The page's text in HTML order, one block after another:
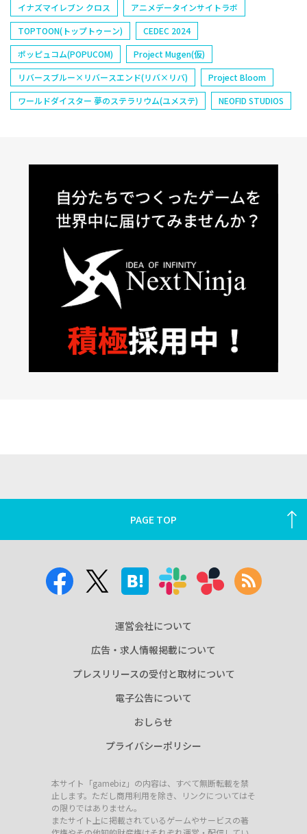
イナズマイレブン クロス
アニメデータインサイトラボ
TOPTOON(トップトゥーン)
CEDEC 2024
ポッピュコム(POPUCOM)
Project Mugen(仮)
リバースブルー×リバースエンド(リバ×リバ)
Project Bloom
ワールドダイスター 夢のステラリウム(ユメステ)
NEOFID STUDIOS
PAGE TOP
運営会社について
広告・求人情報掲載について
プレスリリースの受付と取材について
電子公告について
おしらせ
プライバシーポリシー
本サイト「gamebiz」の内容は、すべて無断転載を禁
止します。ただし商用利用を除き、リンクについてはそ
の限りではありません。
またサイト上に掲載されているゲームやサービスの著